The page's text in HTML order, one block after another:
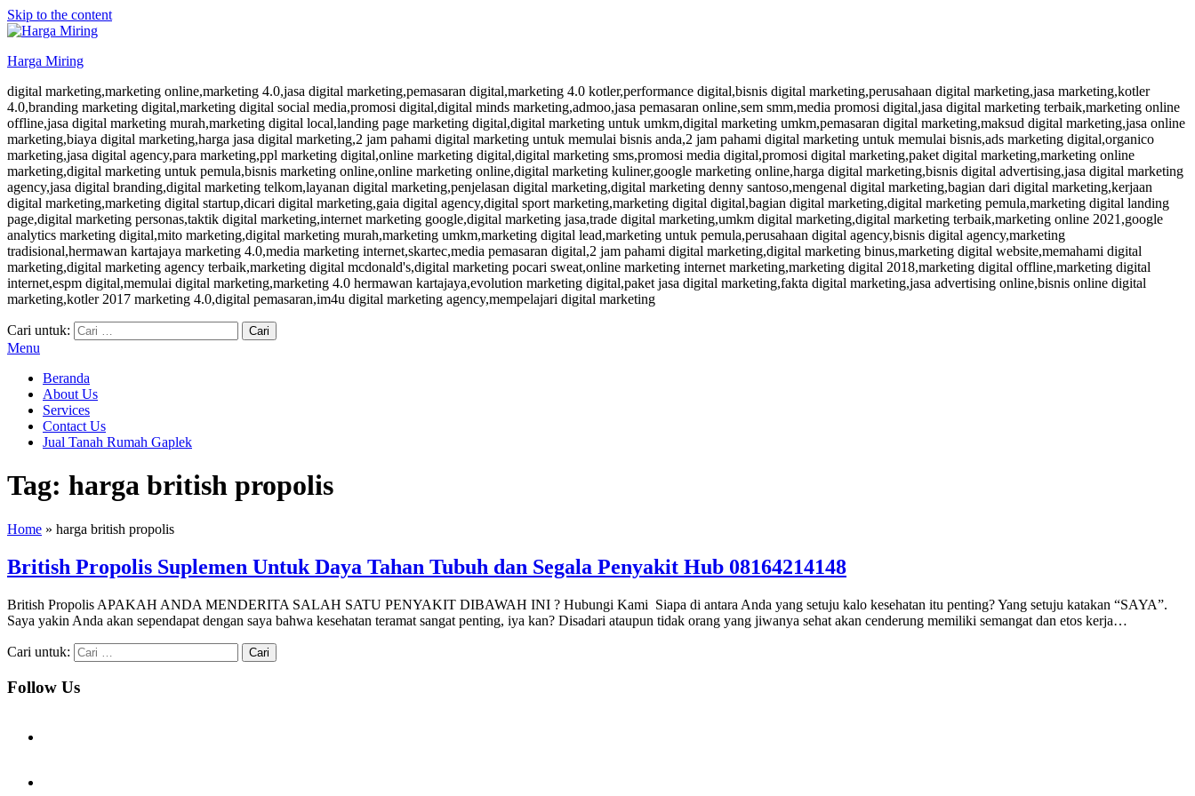
Skip to the content
Harga Miring
digital marketing,marketing online,marketing 4.0,jasa digital marketing,pemasaran digital,marketing 4.0 kotler,performance digital,bisnis digital marketing,perusahaan digital marketing,jasa marketing,kotler
4.0,branding marketing digital,marketing digital social media,promosi digital,digital minds marketing,admoo,jasa pemasaran online,sem smm,media promosi digital,jasa digital marketing terbaik,marketing online
offline,jasa digital marketing murah,marketing digital local,landing page marketing digital,digital marketing untuk umkm,digital marketing umkm,pemasaran digital marketing,maksud digital marketing,jasa online
marketing,biaya digital marketing,harga jasa digital marketing,2 jam pahami digital marketing untuk memulai bisnis anda,2 jam pahami digital marketing untuk memulai bisnis,ads marketing digital,organico
marketing,jasa digital agency,para marketing,ppl marketing digital,online marketing digital,digital marketing sms,promosi media digital,promosi digital marketing,paket digital marketing,marketing online
marketing,digital marketing untuk pemula,bisnis marketing online,online marketing online,digital marketing kuliner,google marketing online,harga digital marketing,bisnis digital advertising,jasa digital marketing
agency,jasa digital branding,digital marketing telkom,layanan digital marketing,penjelasan digital marketing,digital marketing denny santoso,mengenal digital marketing,bagian dari digital marketing,kerjaan
digital marketing,marketing digital startup,dicari digital marketing,gaia digital agency,digital sport marketing,marketing digital digital,bagian digital marketing,digital marketing pemula,marketing digital landing
page,digital marketing personas,taktik digital marketing,internet marketing google,digital marketing jasa,trade digital marketing,umkm digital marketing,digital marketing terbaik,marketing online 2021,google
analytics marketing digital,mito marketing,digital marketing murah,marketing umkm,marketing digital lead,marketing untuk pemula,perusahaan digital agency,bisnis digital agency,marketing
tradisional,hermawan kartajaya marketing 4.0,media marketing internet,skartec,media pemasaran digital,2 jam pahami digital marketing,digital marketing binus,marketing digital website,memahami digital
marketing,digital marketing agency terbaik,marketing digital mcdonald's,digital marketing pocari sweat,online marketing internet marketing,marketing digital 2018,marketing digital offline,marketing digital
internet,espm digital,memulai digital marketing,marketing 4.0 hermawan kartajaya,evolution marketing digital,paket jasa digital marketing,fakta digital marketing,jasa advertising online,bisnis online digital
marketing,kotler 2017 marketing 4.0,digital pemasaran,im4u digital marketing agency,mempelajari digital marketing
Cari untuk:
Menu
Beranda
About Us
Services
Contact Us
Jual Tanah Rumah Gaplek
Tag: harga british propolis
Home » harga british propolis
British Propolis Suplemen Untuk Daya Tahan Tubuh dan Segala Penyakit Hub 08164214148
British Propolis APAKAH ANDA MENDERITA SALAH SATU PENYAKIT DIBAWAH INI ? Hubungi Kami Siapa di antara Anda yang setuju kalo kesehatan itu penting? Yang setuju katakan “SAYA”.
Saya yakin Anda akan sependapat dengan saya bahwa kesehatan teramat sangat penting, iya kan? Disadari ataupun tidak orang yang jiwanya sehat akan cenderung memiliki semangat dan etos kerja…
Cari untuk:
Follow Us